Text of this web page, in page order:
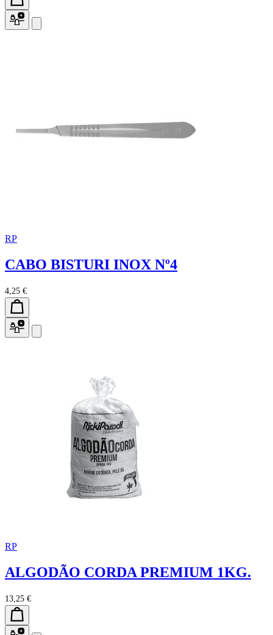
RP
CABO BISTURI INOX Nº4
4,25 €
RP
ALGODÃO CORDA PREMIUM 1KG.
13,25 €